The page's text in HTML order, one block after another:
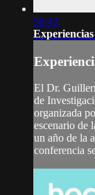
58:43
El Dr.
de
organizada
escenario de
un año de la
conferencia